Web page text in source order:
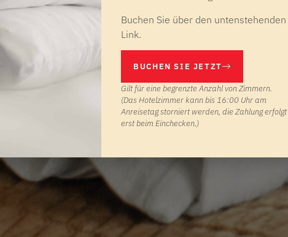
Buchen Sie über den untenstehenden
Link.
BUCHEN SIE JETZT
Gilt für eine begrenzte Anzahl von Zimmern.
(Das Hotelzimmer kann bis 16:00 Uhr am
Anreisetag storniert werden, die Zahlung erfolgt
erst beim Einchecken.)